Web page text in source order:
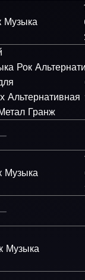
Музыка
Рок
Альтернативная
Гранж
Музыка
Музыка